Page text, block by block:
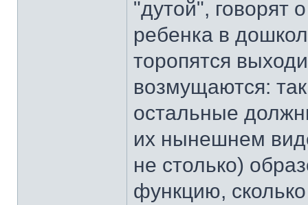
"дутой", говорят
ребенка в
торопятся
возмущаются:
остальные
их нынешнем
не столько)
функцию,